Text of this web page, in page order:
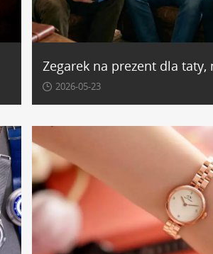
2026-05-23